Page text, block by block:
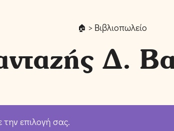
> Βιβλιοπωλείο
Δ.
την επιλογή σας.